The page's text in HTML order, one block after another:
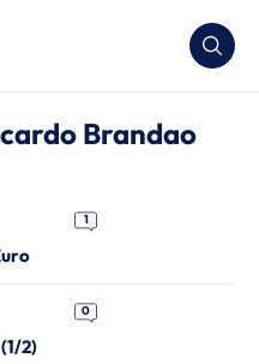
Brandao
1
0
2)